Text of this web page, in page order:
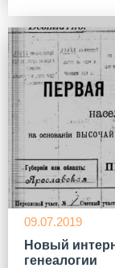
09.07.2019
Новый
генеалогии